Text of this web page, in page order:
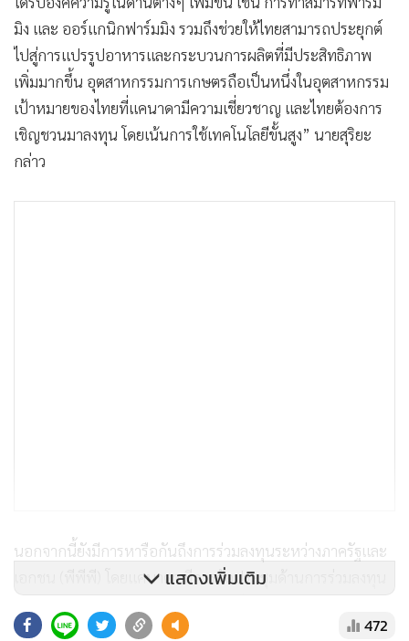
มิง และ ออร์แกนิกฟาร์มมิง รวมถึงช่วยให้ไทยสามารถประยุกต์
ไปสู่การแปรรูปอาหารและกระบวนการผลิตที่มีประสิทธิภาพ
เพิ่มมากขึ้น อุตสาหกรรมการเกษตรถือเป็นหนึ่งในอุตสาหกรรม
เป้าหมายของไทยที่แคนาดามีความเชี่ยวชาญ และไทยต้องการ
เชิญชวนมาลงทุน โดยเน้นการใช้เทคโนโลยีขั้นสูง” นายสุริยะ
กล่าว
นอกจากนี้ยังมีการหารือกันถึงการร่วมลงทุนระหว่างภาครัฐและ
เอกชน (พีพีพี) โดยแคนาดา มีการจัดประชุมด้านการร่วมลงทุน
เดือน พ.ย. โดยปีนี้ก็จะจัดในช่วงเวลาเดียวกัน แต่เนื่องจาก
แสดงเพิ่มเติม
472